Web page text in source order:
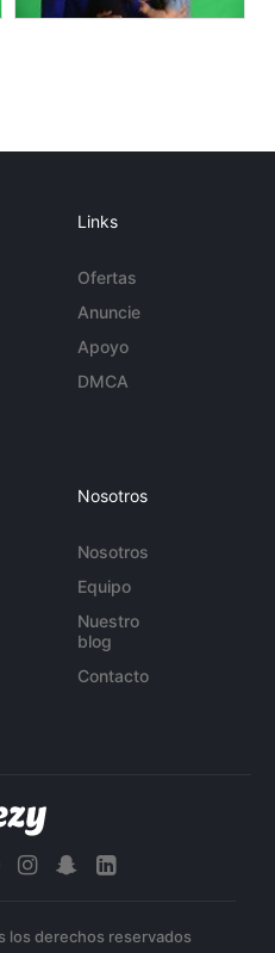
Links
Ofertas
Anuncie
Apoyo
DMCA
Nosotros
Nosotros
Equipo
Nuestro
blog
Contacto
los derechos reservados